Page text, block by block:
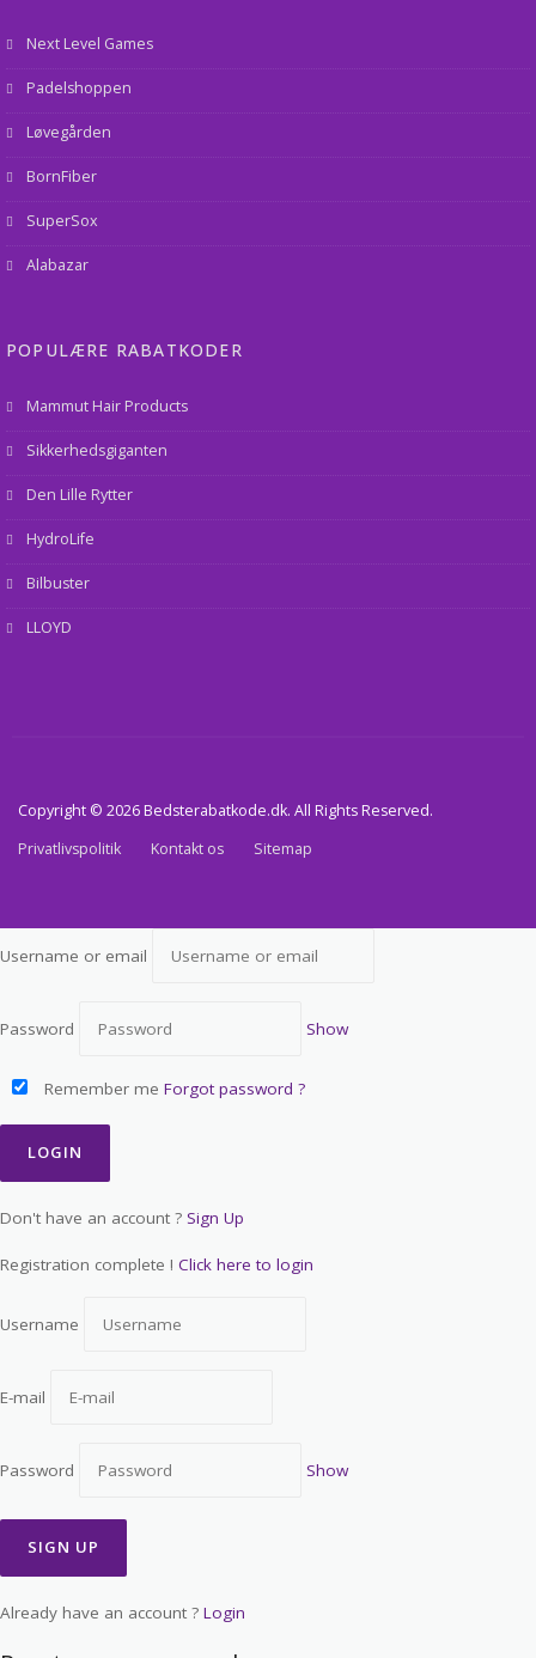
Next Level Games
Padelshoppen
Løvegården
BornFiber
SuperSox
Alabazar
POPULÆRE RABATKODER
Mammut Hair Products
Sikkerhedsgiganten
Den Lille Rytter
HydroLife
Bilbuster
LLOYD
Copyright © 2026 Bedsterabatkode.dk. All Rights Reserved.
Privatlivspolitik
Kontakt os Sitemap
Username or email
Password Show
Remember me Forgot password ?
Don't have an account ? Sign Up
Registration complete ! Click here to login
Username
E-mail
Password Show
Already have an account ? Login